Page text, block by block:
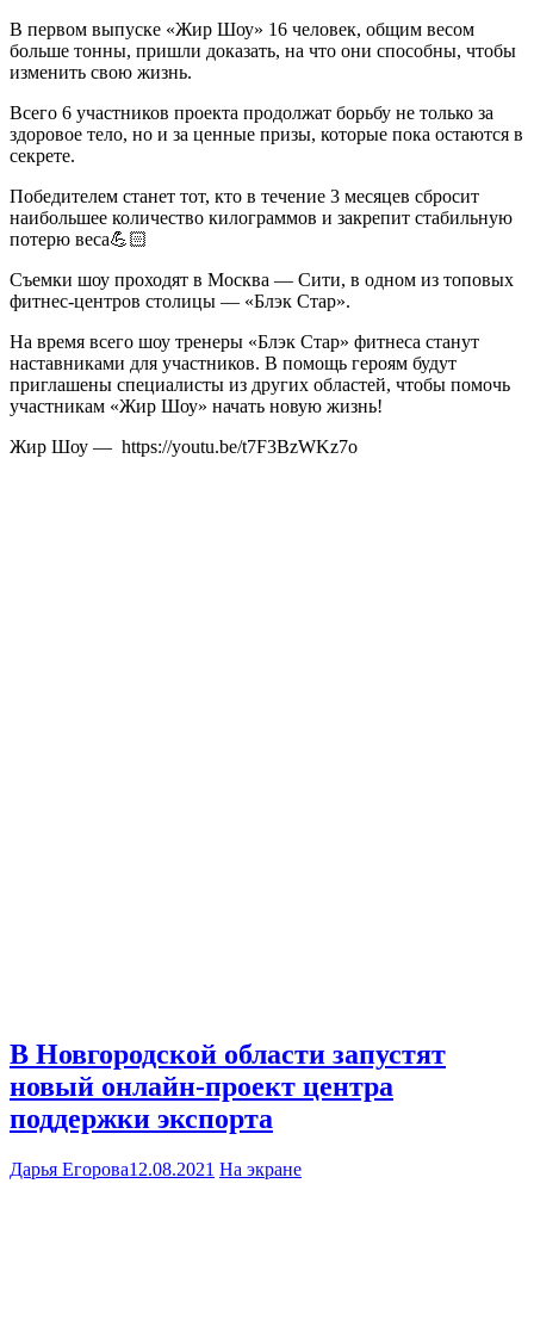
В первом выпуске «Жир Шоу» 16 человек, общим весом
больше тонны, пришли доказать, на что они способны, чтобы
изменить свою жизнь.
Всего 6 участников проекта продолжат борьбу не только за
здоровое тело, но и за ценные призы, которые пока остаются в
секрете.
Победителем станет тот, кто в течение 3 месяцев сбросит
наибольшее количество килограммов и закрепит стабильную
потерю веса💪🏻
Съемки шоу проходят в Москва — Сити, в одном из топовых
фитнес-центров столицы — «Блэк Стар».
На время всего шоу тренеры «Блэк Стар» фитнеса станут
наставниками для участников. В помощь героям будут
приглашены специалисты из других областей, чтобы помочь
участникам «Жир Шоу» начать новую жизнь!
Жир Шоу — https://youtu.be/t7F3BzWKz7o
В Новгородской области запустят
новый онлайн-проект центра
поддержки экспорта
Дарья Егорова12.08.2021 На экране